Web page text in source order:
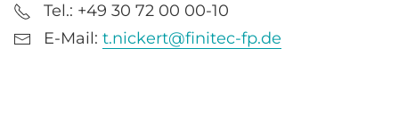
Tel.: +49 30 72 00 00-10
E-Mail: t.nickert@finitec-fp.de